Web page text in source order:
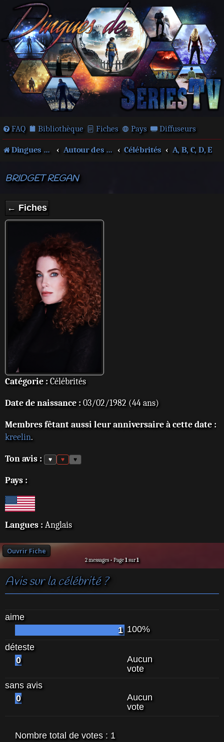
FAQ Bibliothèque Fiches Pays Diffuseurs
Dingues de séries télé ! Autour des films et séries Célébrités A, B, C, D, E
BRIDGET REGAN
← Fiches
Catégorie : Célébrités
Date de naissance : 03/02/1982 (44 ans)
Membres fêtant aussi leur anniversaire à cette date :
kreelin.
Ton avis : ♥ ♥ ♥
Pays :
Langues : Anglais
Ouvrir Fiche
2 messages • Page1sur1
Avis sur la célébrité ?
aime
1 100%
déteste
0
Aucun
vote
sans avis
0
Aucun
vote
Nombre total de votes : 1